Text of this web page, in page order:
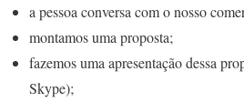
a pessoa conversa com o nosso
montamos uma proposta;
fazemos uma apresentação dessa
Skype);